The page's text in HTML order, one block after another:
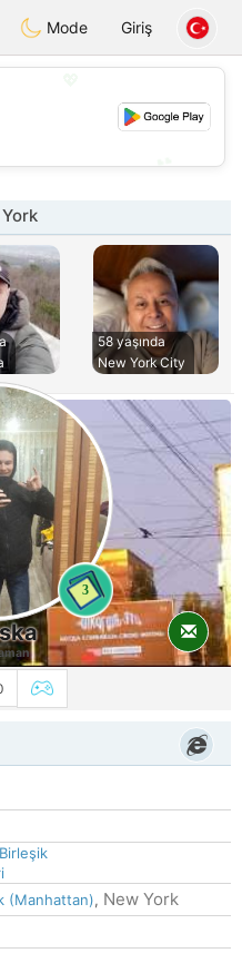
Dating
Mode Giriş
58 yaşında
New York City
3
(Manhattan), New York